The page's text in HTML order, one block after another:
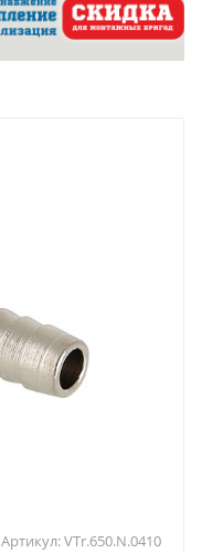
Артикул:VTr.650.N.0410